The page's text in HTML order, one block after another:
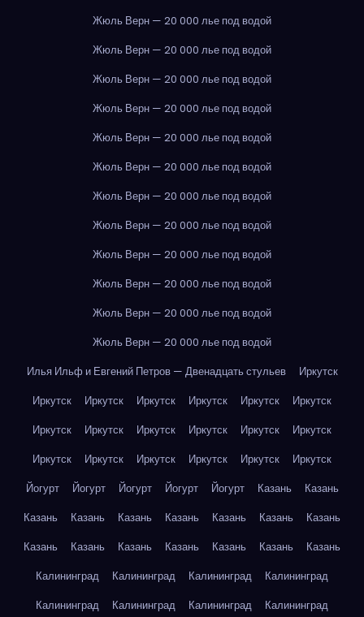
Жюль Верн — 20 000 лье под водой
Жюль Верн — 20 000 лье под водой
Жюль Верн — 20 000 лье под водой
Жюль Верн — 20 000 лье под водой
Жюль Верн — 20 000 лье под водой
Жюль Верн — 20 000 лье под водой
Жюль Верн — 20 000 лье под водой
Жюль Верн — 20 000 лье под водой
Жюль Верн — 20 000 лье под водой
Жюль Верн — 20 000 лье под водой
Жюль Верн — 20 000 лье под водой
Жюль Верн — 20 000 лье под водой
Илья Ильф и Евгений Петров — Двенадцать стульев
Иркутск
Иркутск
Иркутск Иркутск Иркутск Иркутск
Иркутск
Иркутск
Иркутск Иркутск Иркутск Иркутск
Иркутск
Иркутск
Иркутск Иркутск Иркутск Иркутск
Иркутск
Йогурт
Йогурт Йогурт Йогурт Йогурт Казань
Казань
Казань
Казань Казань Казань Казань Казань
Казань
Казань
Казань Казань Казань Казань Казань
Казань
Калининград
Калининград Калининград
Калининград
Калининград
Калининград Калининград
Калининград